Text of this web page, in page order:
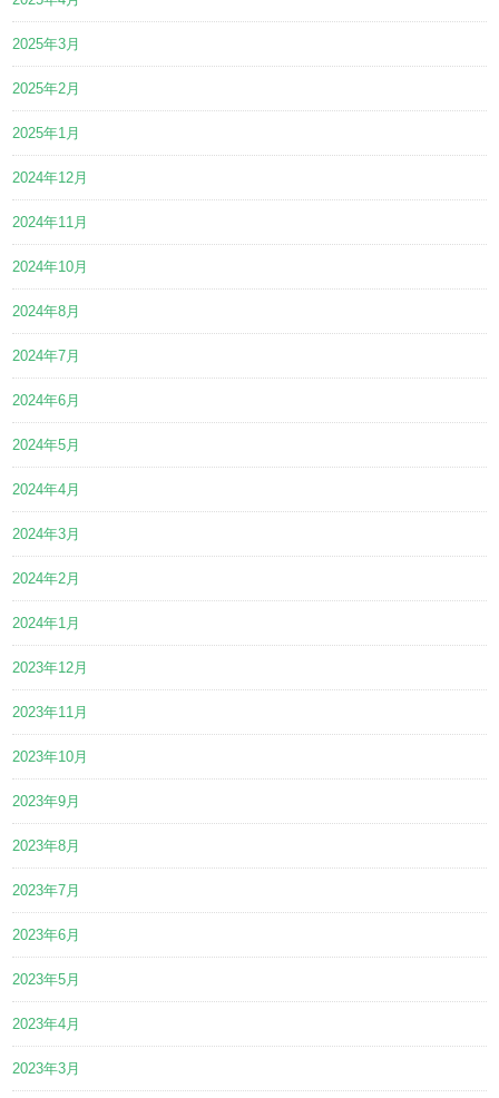
2025年3月
2025年2月
2025年1月
2024年12月
2024年11月
2024年10月
2024年8月
2024年7月
2024年6月
2024年5月
2024年4月
2024年3月
2024年2月
2024年1月
2023年12月
2023年11月
2023年10月
2023年9月
2023年8月
2023年7月
2023年6月
2023年5月
2023年4月
2023年3月